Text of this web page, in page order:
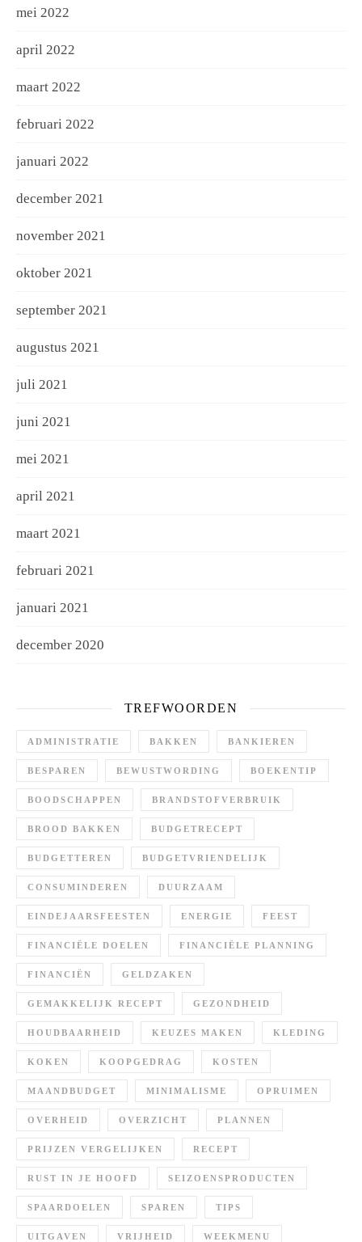
mei 2022
april 2022
maart 2022
februari 2022
januari 2022
december 2021
november 2021
oktober 2021
september 2021
augustus 2021
juli 2021
juni 2021
mei 2021
april 2021
maart 2021
februari 2021
januari 2021
december 2020
TREFWOORDEN
ADMINISTRATIE BAKKEN BANKIEREN
BESPAREN BEWUSTWORDING BOEKENTIP
BOODSCHAPPEN BRANDSTOFVERBRUIK
BROOD BAKKEN BUDGETRECEPT
BUDGETTEREN BUDGETVRIENDELIJK
CONSUMINDEREN DUURZAAM
EINDEJAARSFEESTEN ENERGIE FEEST
FINANCIËLE DOELEN FINANCIËLE PLANNING
FINANCIËN GELDZAKEN
GEMAKKELIJK RECEPT GEZONDHEID
HOUDBAARHEID KEUZES MAKEN KLEDING
KOKEN KOOPGEDRAG KOSTEN
MAANDBUDGET MINIMALISME OPRUIMEN
OVERHEID OVERZICHT PLANNEN
PRIJZEN VERGELIJKEN RECEPT
RUST IN JE HOOFD SEIZOENSPRODUCTEN
SPAARDOELEN SPAREN TIPS
UITGAVEN VRIJHEID WEEKMENU